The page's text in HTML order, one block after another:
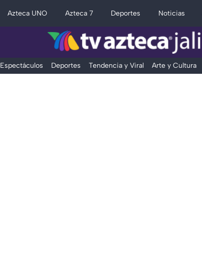
Azteca UNO Azteca 7 Deportes Noticias
Espectáculos Deportes Tendencia y Viral Arte y Cultura